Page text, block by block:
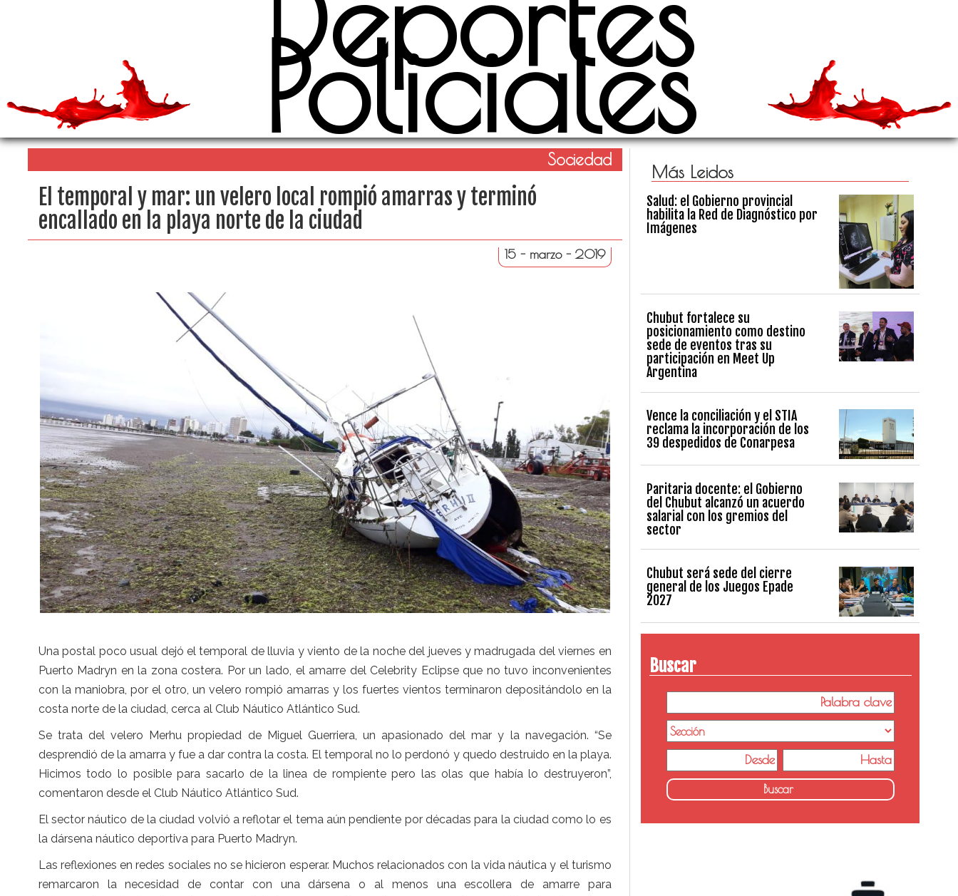
Policiales
Sociedad
El temporal y mar: un velero local rompió amarras y terminó
encallado en la playa norte de la ciudad
15 - marzo - 2019
Una postal poco usual dejó el temporal de lluvia y viento de la noche del jueves y madrugada del viernes en
Puerto Madryn en la zona costera. Por un lado, el amarre del Celebrity Eclipse que no tuvo inconvenientes
con la maniobra, por el otro, un velero rompió amarras y los fuertes vientos terminaron depositándolo en la
costa norte de la ciudad, cerca al Club Náutico Atlántico Sud.
Se trata del velero Merhu propiedad de Miguel Guerriera, un apasionado del mar y la navegación. “Se
desprendió de la amarra y fue a dar contra la costa. El temporal no lo perdonó y quedo destruido en la playa.
Hicimos todo lo posible para sacarlo de la linea de rompiente pero las olas que había lo destruyeron”,
comentaron desde el Club Náutico Atlántico Sud.
El sector náutico de la ciudad volvió a reflotar el tema aún pendiente por décadas para la ciudad como lo es
la dársena náutico deportiva para Puerto Madryn.
Las reflexiones en redes sociales no se hicieron esperar. Muchos relacionados con la vida náutica y el turismo
remarcaron la necesidad de contar con una dársena o al menos una escollera de amarre para
Más Leidos
Salud: el Gobierno provincial
habilita la Red de Diagnóstico por
Imágenes
Chubut fortalece su
posicionamiento como destino
sede de eventos tras su
participación en Meet Up
Argentina
Vence la conciliación y el STIA
reclama la incorporación de los
39 despedidos de Conarpesa
Paritaria docente: el Gobierno
del Chubut alcanzó un acuerdo
salarial con los gremios del
sector
Chubut será sede del cierre
general de los Juegos Epade
2027
Buscar